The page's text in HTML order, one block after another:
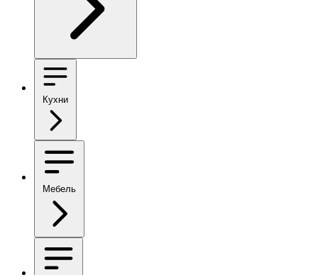
Кухни
Мебель